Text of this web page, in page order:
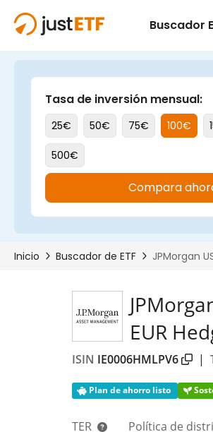
EUR
ISIN IE0006HMLPV6 |
Plan de ahorro listo
TER
Política de